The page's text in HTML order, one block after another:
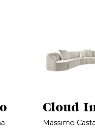
Cloud
Massimo